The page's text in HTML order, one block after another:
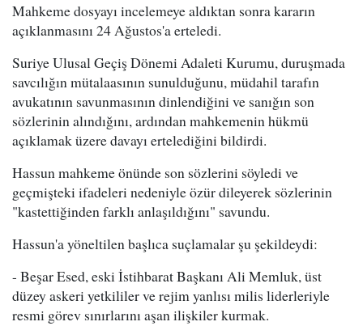
Mahkeme dosyayı incelemeye aldıktan sonra kararın
açıklanmasını 24 Ağustos'a erteledi.
Suriye Ulusal Geçiş Dönemi Adaleti Kurumu, duruşmada
savcılığın mütalaasının sunulduğunu, müdahil tarafın
avukatının savunmasının dinlendiğini ve sanığın son
sözlerinin alındığını, ardından mahkemenin hükmü
açıklamak üzere davayı ertelediğini bildirdi.
Hassun mahkeme önünde son sözlerini söyledi ve
geçmişteki ifadeleri nedeniyle özür dileyerek sözlerinin
"kastettiğinden farklı anlaşıldığını" savundu.
Hassun'a yöneltilen başlıca suçlamalar şu şekildeydi:
- Beşar Esed, eski İstihbarat Başkanı Ali Memluk, üst
düzey askeri yetkililer ve rejim yanlısı milis liderleriyle
resmi görev sınırlarını aşan ilişkiler kurmak.